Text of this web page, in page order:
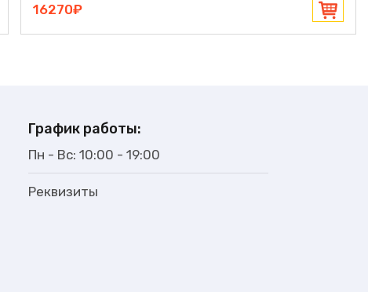
16270₽
График работы:
Пн - Вс: 10:00 - 19:00
Реквизиты